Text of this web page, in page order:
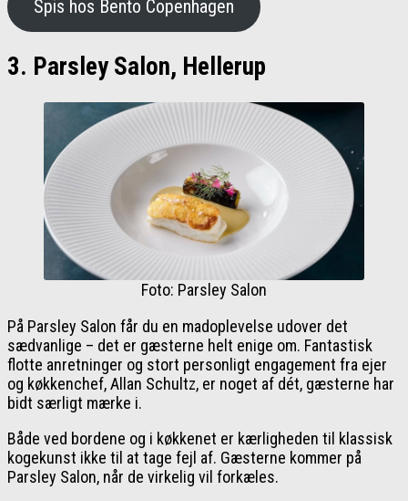
Spis hos Bento Copenhagen
3. Parsley Salon, Hellerup
Foto: Parsley Salon
På Parsley Salon får du en madoplevelse udover det
sædvanlige – det er gæsterne helt enige om. Fantastisk
flotte anretninger og stort personligt engagement fra ejer
og køkkenchef, Allan Schultz, er noget af dét, gæsterne har
bidt særligt mærke i.
Både ved bordene og i køkkenet er kærligheden til klassisk
kogekunst ikke til at tage fejl af. Gæsterne kommer på
Parsley Salon, når de virkelig vil forkæles.